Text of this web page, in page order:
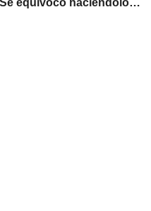
equivocó haciéndolo